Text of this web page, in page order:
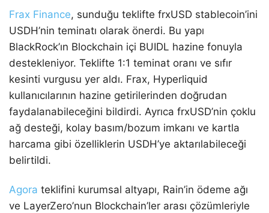
Frax Finance, sunduğu teklifte frxUSD stablecoin’ini
USDH’nin teminatı olarak önerdi. Bu yapı
BlackRock’ın Blockchain içi BUIDL hazine fonuyla
destekleniyor. Teklifte 1:1 teminat oranı ve sıfır
kesinti vurgusu yer aldı. Frax, Hyperliquid
kullanıcılarının hazine getirilerinden doğrudan
faydalanabileceğini bildirdi. Ayrıca frxUSD’nin çoklu
ağ desteği, kolay basım/bozum imkanı ve kartla
harcama gibi özelliklerin USDH’ye aktarılabileceği
belirtildi.
Agora teklifini kurumsal altyapı, Rain’in ödeme ağı
ve LayerZero’nun Blockchain’ler arası çözümleriyle